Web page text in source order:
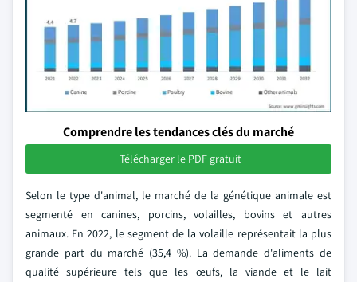
Comprendre les tendances clés du marché
Télécharger le PDF gratuit
Selon le type d'animal, le marché de la génétique animale est
segmenté en canines, porcins, volailles, bovins et autres
animaux. En 2022, le segment de la volaille représentait la plus
grande part du marché (35,4 %). La demande d'aliments de
qualité supérieure tels que les œufs, la viande et le lait